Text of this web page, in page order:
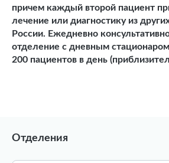
причем каждый второй пациент
лечение или диагностику из
России. Ежедневно
отделение с дневным
200 пациентов в день
Отделения